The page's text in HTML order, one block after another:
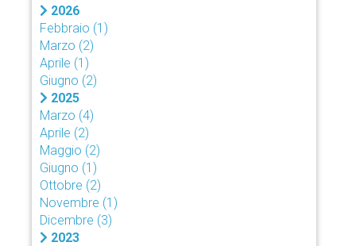
2026
Febbraio (1)
Marzo (2)
Aprile (1)
Giugno (2)
2025
Marzo (4)
Aprile (2)
Maggio (2)
Giugno (1)
Ottobre (2)
Novembre (1)
Dicembre (3)
2023